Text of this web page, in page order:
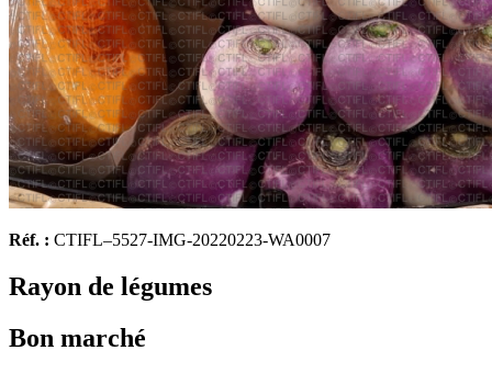
Réf. : CTIFL–5527-IMG-20220223-WA0007
Rayon de légumes
Bon marché